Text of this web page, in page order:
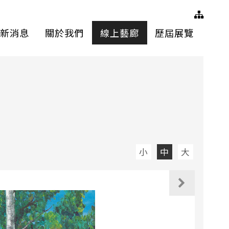
網站
消息
關於我們 線上藝廊 歷屆展覽
小 中 大